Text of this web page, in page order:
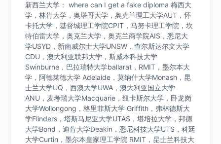
新西兰大学： where can I get a fake diploma 梅西大
学，林肯大学，奥塔哥大学，奥克兰理工大学AUT，怀
卡托大学，基督城理工学院CPIT，马努卡理工学院，坎
特伯雷大学，奥克兰大学，奥克兰商学院AIS，悉尼大
学USYD，新南威尔士大学UNSW，查尔斯达尔文大学
CDU，澳大利亚联邦大学，斯威本科技大学
Swinburne，巴拉瑞特大学ballarat，RMIT，墨尔本大
学，阿德莱德大学 Adelaide，莫纳什大学Monash，昆
士兰大学UQ，西澳大学UWA，澳大利亚国立大学
ANU，麦考瑞大学Macquarie，纽卡斯尔大学，卧龙岗
大学Wollongong，格里菲斯大学 Griffith，弗林德斯大
学Flinders，塔斯马尼亚大学UTAS，堪培拉大学，邦德
大学Bond，迪肯大学Deakin，悉尼科技大学UTS，科廷
大学Curtin，墨尔本皇家理工学院 RMIT，昆士兰科技大